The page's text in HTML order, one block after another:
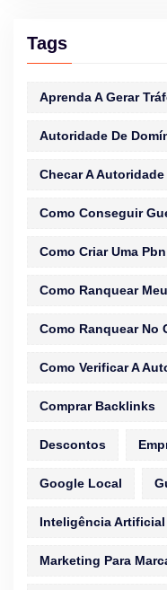
Tags
Aprenda A Gerar
Autoridade De
Checar A
Como Conseguir
Como Criar Uma Pbn
Como Ranquear
Como Ranquear No
Como Verificar A
Comprar Backlinks
Descontos
Google Local
Inteligência Artificial
Marketing Para